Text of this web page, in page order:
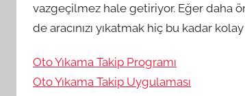
vazgeçilmez hale getiriyor. Eğer daha
de aracınızı yıkatmak hiç bu kadar
Oto Yıkama Takip Programı
Oto Yıkama Takip Uygulaması